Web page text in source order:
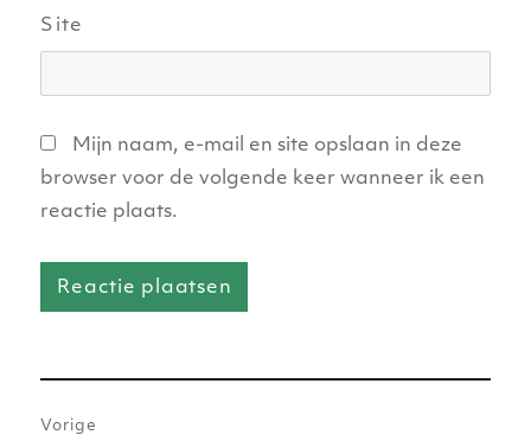
Site
Mijn naam, e-mail en site opslaan in deze
browser voor de volgende keer wanneer ik een
reactie plaats.
Vorige